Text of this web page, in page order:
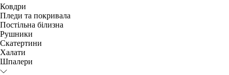
Ковдри
Пледи та покривала
Постільна білизна
Рушники
Скатертини
Халати
Шпалери